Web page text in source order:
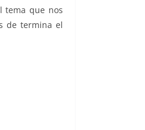
tema que nos
de termina el